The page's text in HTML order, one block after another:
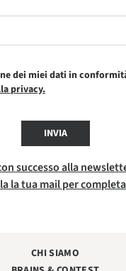
dei miei dati in
privacy.
INVIA
successo alla
la tua mail per
CHI SIAMO